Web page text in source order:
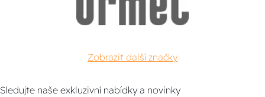
Zobrazit další značky
Sledujte naše exkluzivní nabídky a novinky